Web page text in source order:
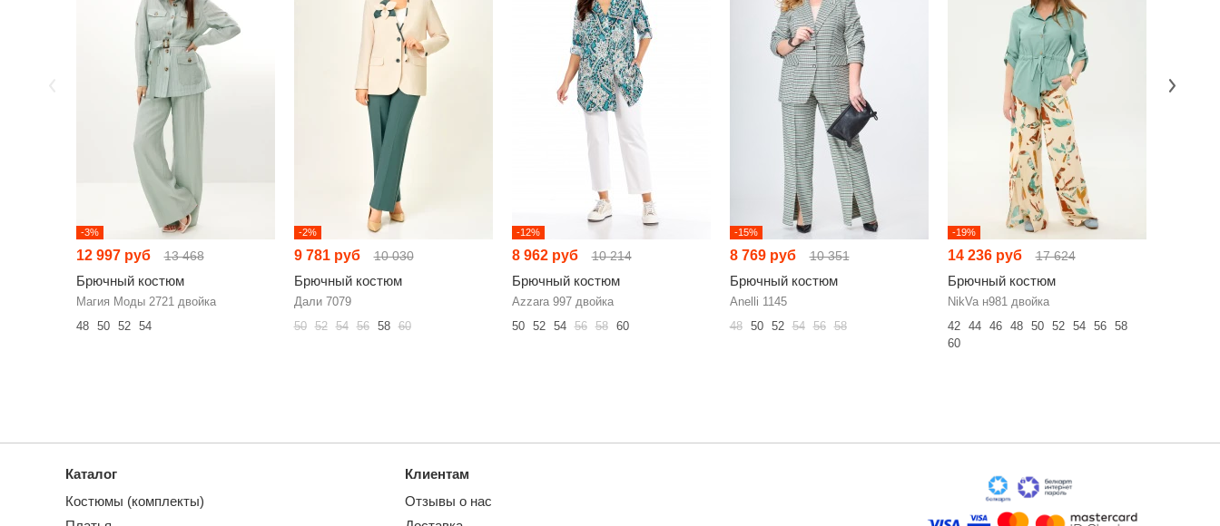
-3%
12 997 руб 13 468
Брючный костюм
Магия Моды 2721 двойка
48
50 52 54
-2%
9 781 руб 10 030
Брючный костюм
Дали 7079
50 52 54 56 58 60
-12%
8 962 руб 10 214
Брючный костюм
Azzara 997 двойка
50
52 54 56 58 60
-15%
8 769 руб 10 351
Брючный костюм
Anelli 1145
48
50 52 54 56 58
-19%
14 236 руб 17 624
Брючный костюм
NikVa н981 двойка
42
44 46 48 50 52 54 56
58
60
Каталог
Костюмы (комплекты)
Клиентам
Отзывы о нас